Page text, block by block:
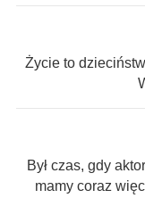
Życie to
Był czas, gdy
mamy coraz